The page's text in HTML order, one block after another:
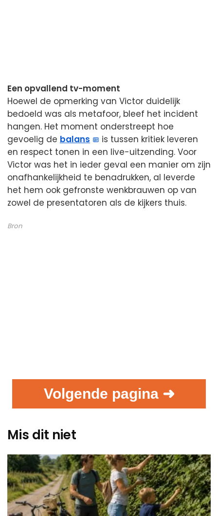
Een opvallend tv-moment
Hoewel de opmerking van Victor duidelijk
bedoeld was als metafoor, bleef het incident
hangen. Het moment onderstreept hoe
gevoelig de balans
is tussen kritiek leveren
en respect tonen in een live-uitzending. Voor
Victor was het in ieder geval een manier om zijn
onafhankelijkheid te benadrukken, al leverde
het hem ook gefronste wenkbrauwen op van
zowel de presentatoren als de kijkers thuis.
Bron
Volgende pagina ➜
Mis dit niet